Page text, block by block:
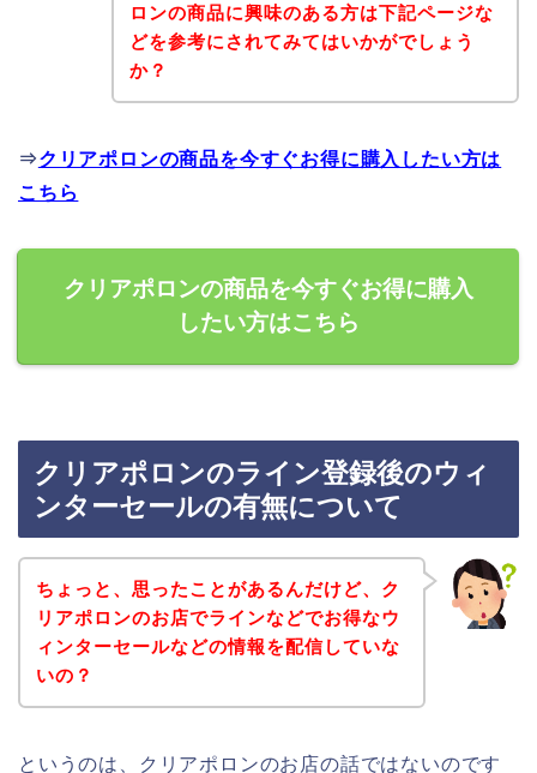
ロンの商品に興味のある方は下記ページな
どを参考にされてみてはいかがでしょう
か？
⇒クリアポロンの商品を今すぐお得に購入したい方は
こちら
クリアポロンの商品を今すぐお得に購入
したい方はこちら
クリアポロンのライン登録後のウィ
ンターセールの有無について
ちょっと、思ったことがあるんだけど、ク
リアポロンのお店でラインなどでお得なウ
ィンターセールなどの情報を配信していな
いの？
というのは、クリアポロンのお店の話ではないのです